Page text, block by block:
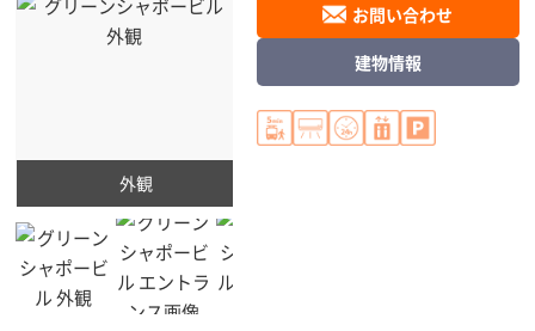
外観
お問い合わせ
建物情報